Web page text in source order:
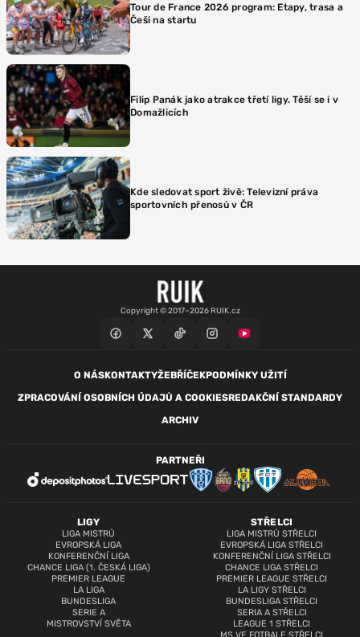
Tour de France 2026 program: Etapy, trasa a
Češi na startu
Filip Panák jako atrakce třetí ligy. Těší se i v
Domažlicích
Kde sledovat sport živě: Televizní práva
sportovních přenosů v ČR
Copyright © 2017–2026 RUIK.cz
O NÁSKONTAKTYŽEBŘÍČEKPODMÍNKY UŽITÍ
ZPRACOVÁNÍ OSOBNÍCH ÚDAJŮ A COOKIESREDAKČNÍ STANDARDY
ARCHIV
LIGY
LIGA MISTRŮ
EVROPSKÁ LIGA
KONFERENČNÍ LIGA
CHANCE LIGA (1. ČESKÁ LIGA)
PREMIER LEAGUE
LA LIGA
BUNDESLIGA
SERIE A
MISTROVSTVÍ SVĚTA
STŘELCI
LIGA MISTRŮ STŘELCI
EVROPSKÁ LIGA STŘELCI
KONFERENČNÍ LIGA STŘELCI
CHANCE LIGA STŘELCI
PREMIER LEAGUE STŘELCI
LA LIGY STŘELCI
BUNDESLIGA STŘELCI
SERIA A STŘELCI
LEAGUE 1 STŘELCI
PARTNEŘI